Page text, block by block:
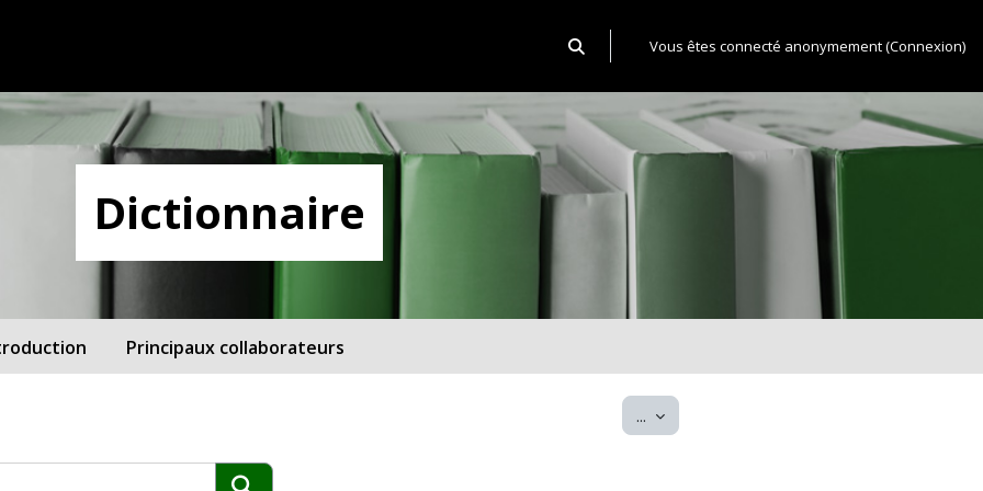
Activer/désactiver la saisie de recherche
Vous êtes connecté anonymement (Connexion)
Dictionnaire
Principaux collaborateurs
... Exporter des articles